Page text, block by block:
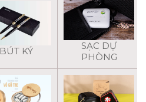
BÚT KÝ
SẠC DỰ
PHÒNG